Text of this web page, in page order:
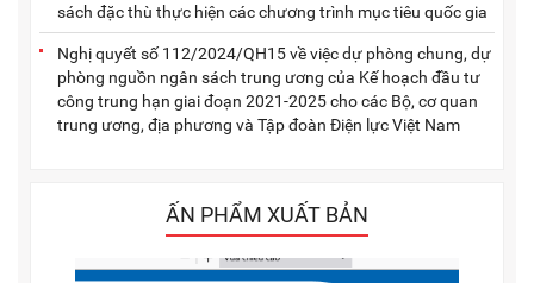
sách đặc thù thực hiện các chương trình mục tiêu quốc gia
Nghị quyết số 112/2024/QH15 về việc dự phòng chung, dự
phòng nguồn ngân sách trung ương của Kế hoạch đầu tư
công trung hạn giai đoạn 2021-2025 cho các Bộ, cơ quan
trung ương, địa phương và Tập đoàn Điện lực Việt Nam
ẤN PHẨM XUẤT BẢN